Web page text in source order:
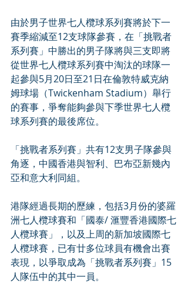
由於男子世界七人欖球系列賽將於下一
賽季縮減至12支球隊參賽，在「挑戰者
系列賽」中勝出的男子隊將與三支即將
從世界七人欖球系列賽中淘汰的球隊一
起參與5月20日至21日在倫敦特威克納
姆球場（Twickenham Stadium）舉行
的賽事，爭奪能夠參與下季世界七人欖
球系列賽的最後席位。
「挑戰者系列賽」共有12支男子隊參與
角逐，中國香港與智利、巴布亞新幾內
亞和意大利同組。
港隊經過長期的歷練，包括3月份的婆羅
洲七人欖球賽和「國泰/ 滙豐香港國際七
人欖球賽」，以及上周的新加坡國際七
人欖球賽，已有廿多位球員有機會出賽
表現，以爭取成為「挑戰者系列賽」15
人隊伍中的其中一員。